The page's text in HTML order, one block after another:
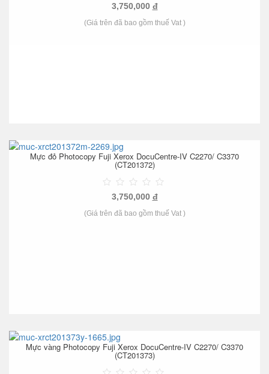
3,750,000 đ
(Giá trên đã bao gồm thuế Vat )
Mực đỏ Photocopy Fuji Xerox DocuCentre-IV C2270/ C3370
(CT201372)
3,750,000 đ
(Giá trên đã bao gồm thuế Vat )
Mực vàng Photocopy Fuji Xerox DocuCentre-IV C2270/ C3370
(CT201373)